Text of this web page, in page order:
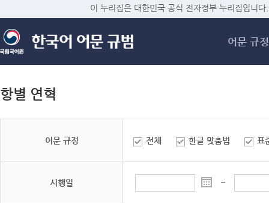
메
이 누리집은 대한민국 공식 전자정부 누리집입니다.
어문 규정
항별 연혁
어문 규정 전체 한글 맞춤법 표
시행일 ~